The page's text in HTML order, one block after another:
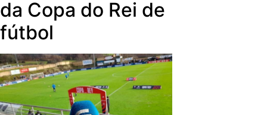
da Copa do Rei de
fútbol